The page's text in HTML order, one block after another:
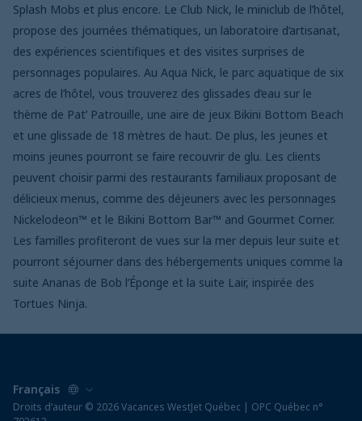
Splash Mobs et plus encore. Le Club Nick, le miniclub de l’hôtel,
propose des journées thématiques, un laboratoire d’artisanat,
des expériences scientifiques et des visites surprises de
personnages populaires. Au Aqua Nick, le parc aquatique de six
acres de l’hôtel, vous trouverez des glissades d’eau sur le
thème de Pat’ Patrouille, une aire de jeux Bikini Bottom Beach
et une glissade de 18 mètres de haut. De plus, les jeunes et
moins jeunes pourront se faire recouvrir de glu. Les clients
peuvent choisir parmi des restaurants familiaux proposant de
délicieux menus, comme des déjeuners avec les personnages
Nickelodeon™ et le Bikini Bottom Bar™ and Gourmet Corner.
Les familles profiteront de vues sur la mer depuis leur suite et
pourront séjourner dans des hébergements uniques comme la
suite Ananas de Bob l’Éponge et la suite Lair, inspirée des
Tortues Ninja.
Droits d‘auteur © 2026 Vacances WestJet Québec | OPC Québec n°